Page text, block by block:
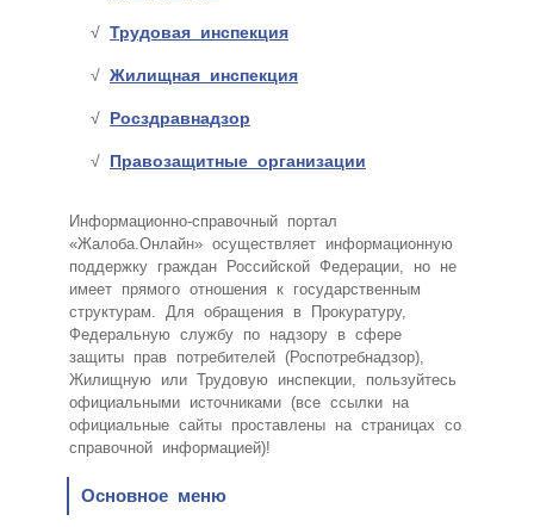
Трудовая инспекция
Жилищная инспекция
Росздравнадзор
Правозащитные организации
Информационно-справочный портал
«Жалоба.Онлайн» осуществляет информационную
поддержку граждан Российской Федерации, но не
имеет прямого отношения к государственным
структурам. Для обращения в Прокуратуру,
Федеральную службу по надзору в сфере
защиты прав потребителей (Роспотребнадзор),
Жилищную или Трудовую инспекции, пользуйтесь
официальными источниками (все ссылки на
официальные сайты проставлены на страницах со
справочной информацией)!
Основное меню